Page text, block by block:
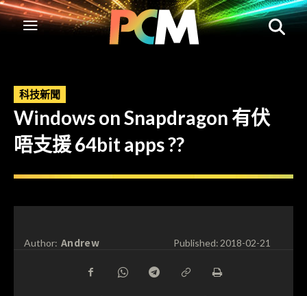
科技新聞
Windows on Snapdragon 有伏
唔支援 64bit apps ??
Author: Andrew Published:2018-02-21